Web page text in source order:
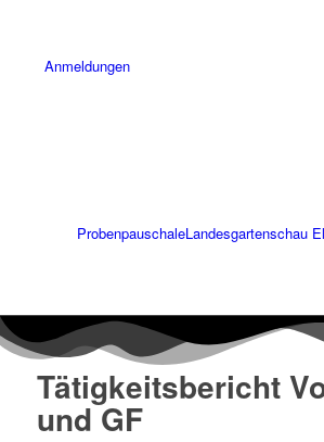
Anmeldungen
ProbenpauschaleLandesgartenschau
Tätigkeitsbericht
und GF